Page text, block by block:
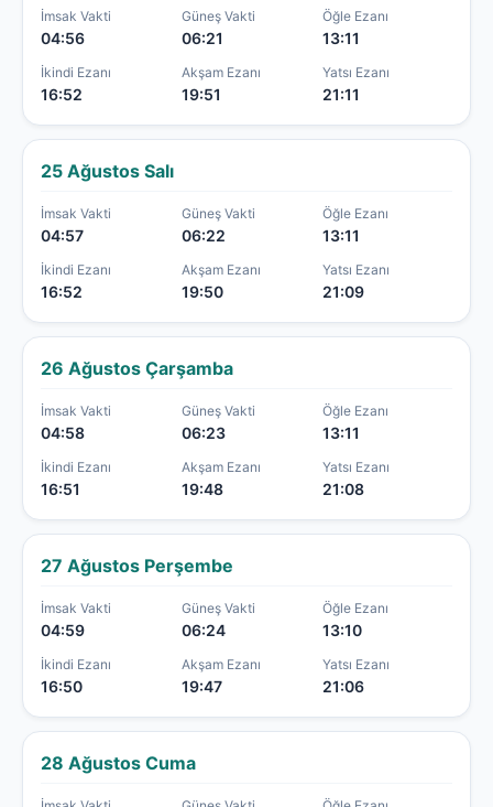
İmsak Vakti
04:56
Güneş Vakti
06:21
Öğle Ezanı
13:11
İkindi Ezanı
16:52
Akşam Ezanı
19:51
Yatsı Ezanı
21:11
25 Ağustos Salı
İmsak Vakti
04:57
Güneş Vakti
06:22
Öğle Ezanı
13:11
İkindi Ezanı
16:52
Akşam Ezanı
19:50
Yatsı Ezanı
21:09
26 Ağustos Çarşamba
İmsak Vakti
04:58
Güneş Vakti
06:23
Öğle Ezanı
13:11
İkindi Ezanı
16:51
Akşam Ezanı
19:48
Yatsı Ezanı
21:08
27 Ağustos Perşembe
İmsak Vakti
04:59
Güneş Vakti
06:24
Öğle Ezanı
13:10
İkindi Ezanı
16:50
Akşam Ezanı
19:47
Yatsı Ezanı
21:06
28 Ağustos Cuma